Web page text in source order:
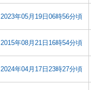
2023年05月19日06時56分頃
2015年08月21日16時54分頃
2024年04月17日23時27分頃